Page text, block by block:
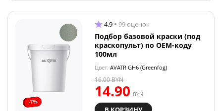
-7%
4.9 99 оценок
Подбор базовой краски (под
краскопульт) по OEM-коду
100мл
Цвет: AVATR GH6 (Greenfog)
14.90 BYN
16.00BYN